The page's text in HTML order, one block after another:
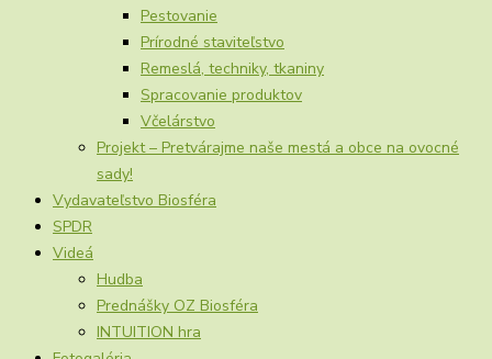
Pestovanie
Prírodné staviteľstvo
Remeslá, techniky, tkaniny
Spracovanie produktov
Včelárstvo
Projekt – Pretvárajme naše mestá a obce na ovocné
sady!
Vydavateľstvo Biosféra
SPDR
Videá
Hudba
Prednášky OZ Biosféra
INTUITION hra